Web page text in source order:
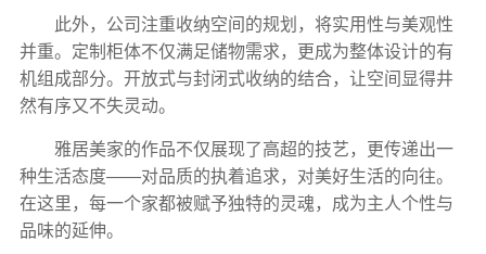
此外，公司注重收纳空间的规划，将实用性与美观性
并重。定制柜体不仅满足储物需求，更成为整体设计的有
机组成部分。开放式与封闭式收纳的结合，让空间显得井
然有序又不失灵动。
雅居美家的作品不仅展现了高超的技艺，更传递出一
种生活态度——对品质的执着追求，对美好生活的向往。
在这里，每一个家都被赋予独特的灵魂，成为主人个性与
品味的延伸。